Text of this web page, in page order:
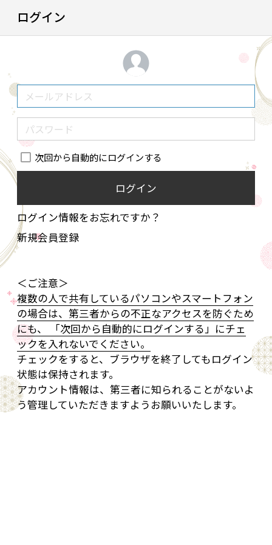
ログイン
次回から自動的にログインする
ログイン
ログイン情報をお忘れですか？
新規会員登録
＜ご注意＞
複数の人で共有しているパソコンやスマートフォン
の場合は、第三者からの不正なアクセスを防ぐため
にも、 「次回から自動的にログインする」にチェ
ックを入れないでください。
チェックをすると、ブラウザを終了してもログイン
状態は保持されます。
アカウント情報は、第三者に知られることがないよ
う管理していただきますようお願いいたします。